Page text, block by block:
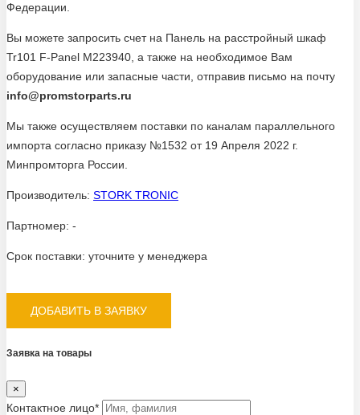
Федерации.
Вы можете запросить счет на Панель на расстройный шкаф
Tr101 F-Panel M223940, а также на необходимое Вам
оборудование или запасные части, отправив письмо на почту
info@promstorparts.ru
Мы также осуществляем поставки по каналам параллельного
импорта согласно приказу №1532 от 19 Апреля 2022 г.
Минпромторга России.
Производитель: STORK TRONIC
Партномер: -
Срок поставки: уточните у менеджера
ДОБАВИТЬ В ЗАЯВКУ
Заявка на товары
×
Контактное лицо*